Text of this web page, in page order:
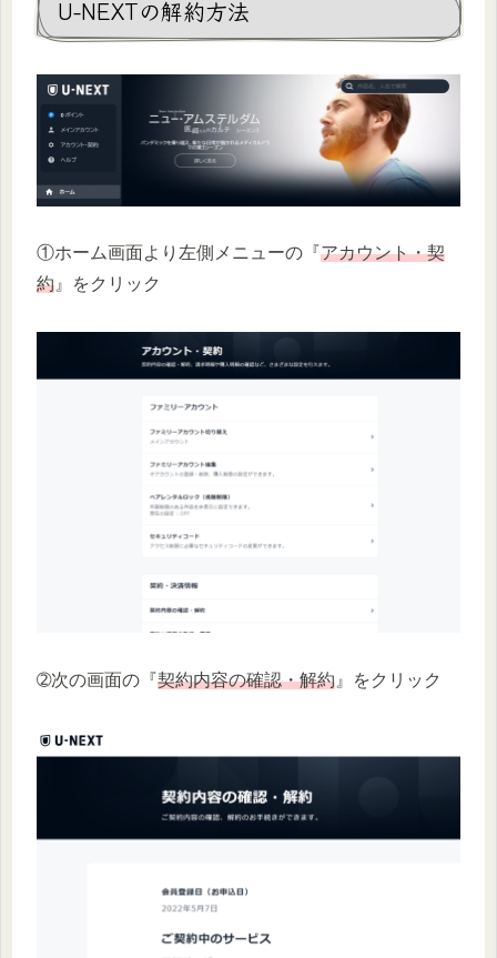
U-NEXTの解約方法
①ホーム画面より左側メニューの『アカウント・契
約 』をクリック
➁次の画面の『契約内容の確認・解約 』をクリック